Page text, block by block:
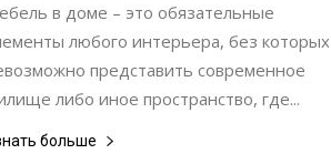
в доме – это обязательные
любого интерьера, без которых
представить современное
либо иное пространство, где...
больше